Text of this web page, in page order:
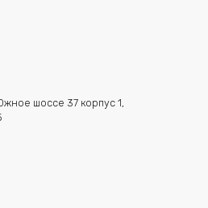
шоссе 37 корпус 1,